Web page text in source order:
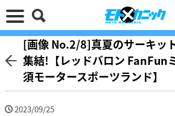
[画像 No.2/8]真夏のサーキッ
集結!【レッドバロン FanFun
須モータースポーツランド】
2023/09/25